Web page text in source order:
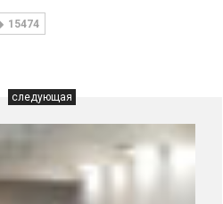
15474
следующая